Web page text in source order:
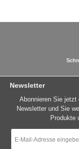
Newsletter
Abonnieren Sie jetzt
Newsletter und Sie
Produkte
Mail-